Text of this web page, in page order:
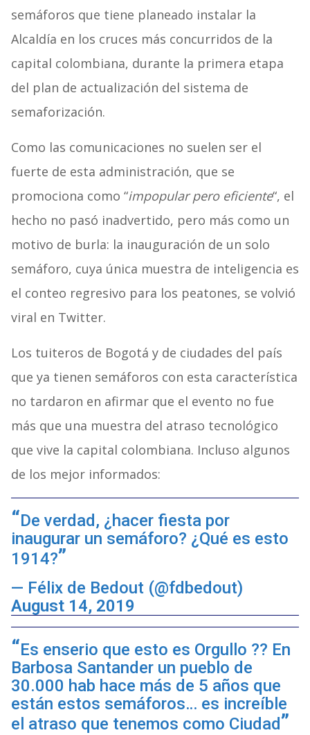
semáforos que tiene planeado instalar la
Alcaldía en los cruces más concurridos de la
capital colombiana, durante la primera etapa
del plan de actualización del sistema de
semaforización.
Como las comunicaciones no suelen ser el
fuerte de esta administración, que se
promociona como “impopular pero eficiente“, el
hecho no pasó inadvertido, pero más como un
motivo de burla: la inauguración de un solo
semáforo, cuya única muestra de inteligencia es
el conteo regresivo para los peatones, se volvió
viral en Twitter.
Los tuiteros de Bogotá y de ciudades del país
que ya tienen semáforos con esta característica
no tardaron en afirmar que el evento no fue
más que una muestra del atraso tecnológico
que vive la capital colombiana. Incluso algunos
de los mejor informados:
De verdad, ¿hacer fiesta por
inaugurar un semáforo? ¿Qué es esto
1914?
— Félix de Bedout (@fdbedout)
August 14, 2019
Es enserio que esto es Orgullo ?? En
Barbosa Santander un pueblo de
30.000 hab hace más de 5 años que
están estos semáforos… es increíble
el atraso que tenemos como Ciudad